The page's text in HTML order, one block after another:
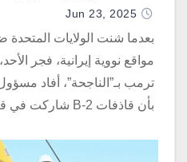
Jun 23, 2025
مواقع نووية إيرانية، فجر
ترمب بـ”الناجحة”، أفاد
بأن قاذفات B-2 شاركت في قصف المرافق…